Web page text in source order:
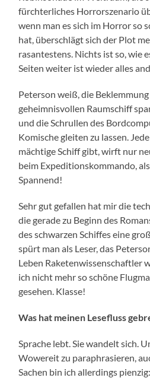
fürchterliches Horrorszenario
wenn man es sich im Horror so
hat, überschlägt sich der Plot
rasantestens. Nichts ist so, wie
Seiten weiter ist wieder alles
Peterson weiß, die
geheimnisvollen Raumschiff
und die Schrullen des
Komische gleiten zu lassen.
mächtige Schiff gibt, wirft nur
beim Expeditionskommando, als
Spannend!
Sehr gut gefallen hat mir die
die gerade zu Beginn des
des schwarzen Schiffes eine
spürt man als Leser, das
Leben Raketenwissenschaftler
ich nicht mehr so schöne
gesehen. Klasse!
Was hat meinen Lesefluss
Sprache lebt. Sie wandelt sich.
Wowereit zu paraphrasieren,
Sachen bin ich allerdings pienzig: